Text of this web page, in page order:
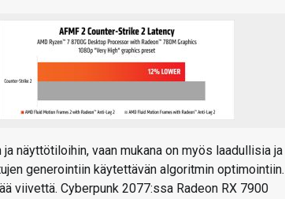
näyttötiloihin, vaan mukana on myös laadullisia ja
generointiin käytettävän algoritmin optimointiin.
viivettä. Cyberpunk 2077:ssa Radeon RX 7900